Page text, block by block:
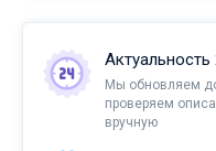
Актуальность
Мы обновляем
проверяем
вручную